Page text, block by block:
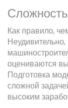
Как правило,
оцениваются
Подготовка
сложной
высоким